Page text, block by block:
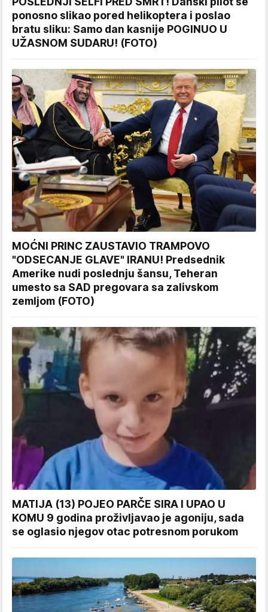
ponosno slikao pored helikoptera i poslao
bratu sliku: Samo dan kasnije POGINUO U
UŽASNOM SUDARU! (FOTO)
MOĆNI PRINC ZAUSTAVIO TRAMPOVO
"ODSECANJE GLAVE" IRANU! Predsednik
Amerike nudi poslednju šansu, Teheran
umesto sa SAD pregovara sa zalivskom
zemljom (FOTO)
MATIJA (13) POJEO PARČE SIRA I UPAO U
KOMU 9 godina proživljavao je agoniju, sada
se oglasio njegov otac potresnom porukom